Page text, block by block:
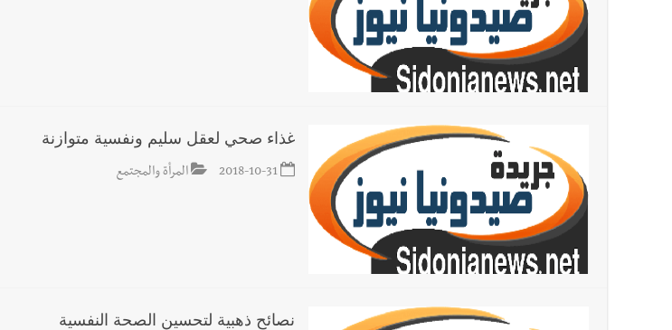
غذاء صحي لعقل سليم ونفسية متوازنة
2018-10-31 المرأة والمجتمع
نصائح ذهبية لتحسين الصحة النفسية